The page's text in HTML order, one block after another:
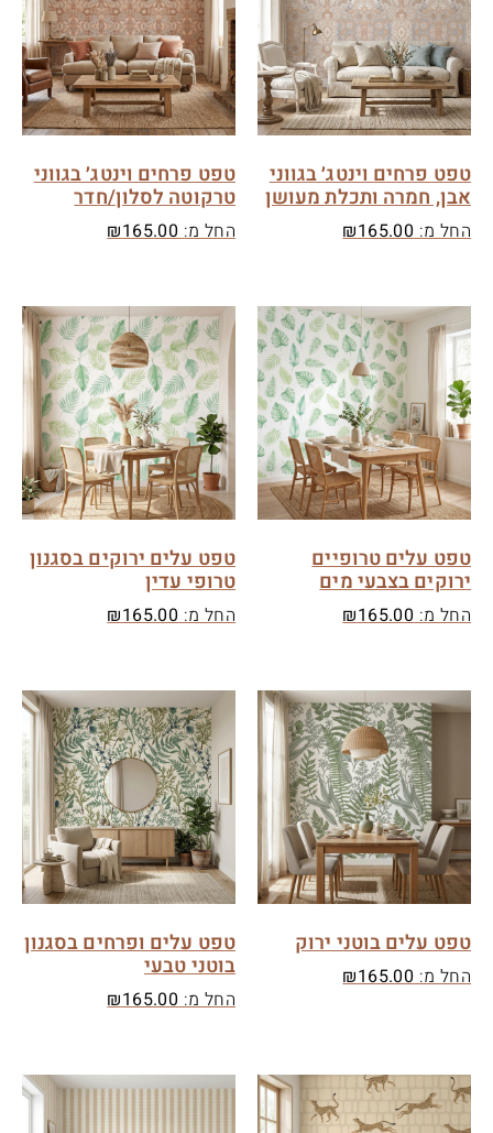
טפט פרחים וינטג׳ בגווני
אבן, חמרה ותכלת מעושן
החל מ: ₪165.00
טפט פרחים וינטג׳ בגווני
טרקוטה לסלון/חדר
החל מ: ₪165.00
טפט עלים טרופיים
ירוקים בצבעי מים
החל מ: ₪165.00
טפט עלים ירוקים בסגנון
טרופי עדין
החל מ: ₪165.00
טפט עלים בוטני ירוק
החל מ: ₪165.00
טפט עלים ופרחים בסגנון
בוטני טבעי
החל מ: ₪165.00